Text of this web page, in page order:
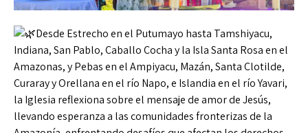
Desde Estrecho en el Putumayo hasta Tamshiyacu,
Indiana, San Pablo, Caballo Cocha y la Isla Santa Rosa en el
Amazonas, y Pebas en el Ampiyacu, Mazán, Santa Clotilde,
Curaray y Orellana en el río Napo, e Islandia en el río Yavari,
la Iglesia reflexiona sobre el mensaje de amor de Jesús,
llevando esperanza a las comunidades fronterizas de la